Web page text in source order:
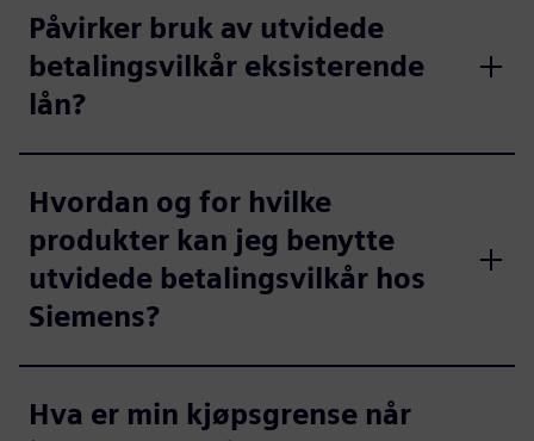
Påvirker bruk av utvidede
betalingsvilkår eksisterende
lån?
Hvordan og for hvilke
produkter kan jeg benytte
utvidede betalingsvilkår hos
Siemens?
Hva er min kjøpsgrense når